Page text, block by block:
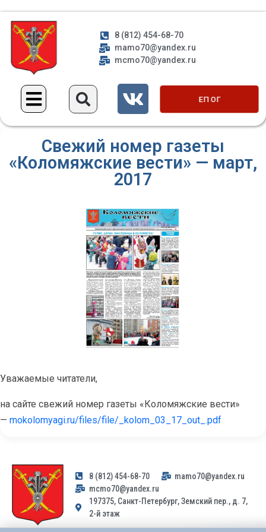
8 (812) 454-68-70
mamo70@yandex.ru
mcmo70@yandex.ru
ЕП ОГ
Свежий номер газеты
«Коломяжские вести» — март,
2017
Уважаемые читатели,
на сайте свежий номер газеты «Коломяжские вести»
— mokolomyagi.ru/files/file/_kolom_03_17_out_.pdf
8 (812) 454-68-70
mamo70@yandex.ru
mcmo70@yandex.ru
197375, Санкт-Петербург, Земский пер., д. 7,
2-й этаж